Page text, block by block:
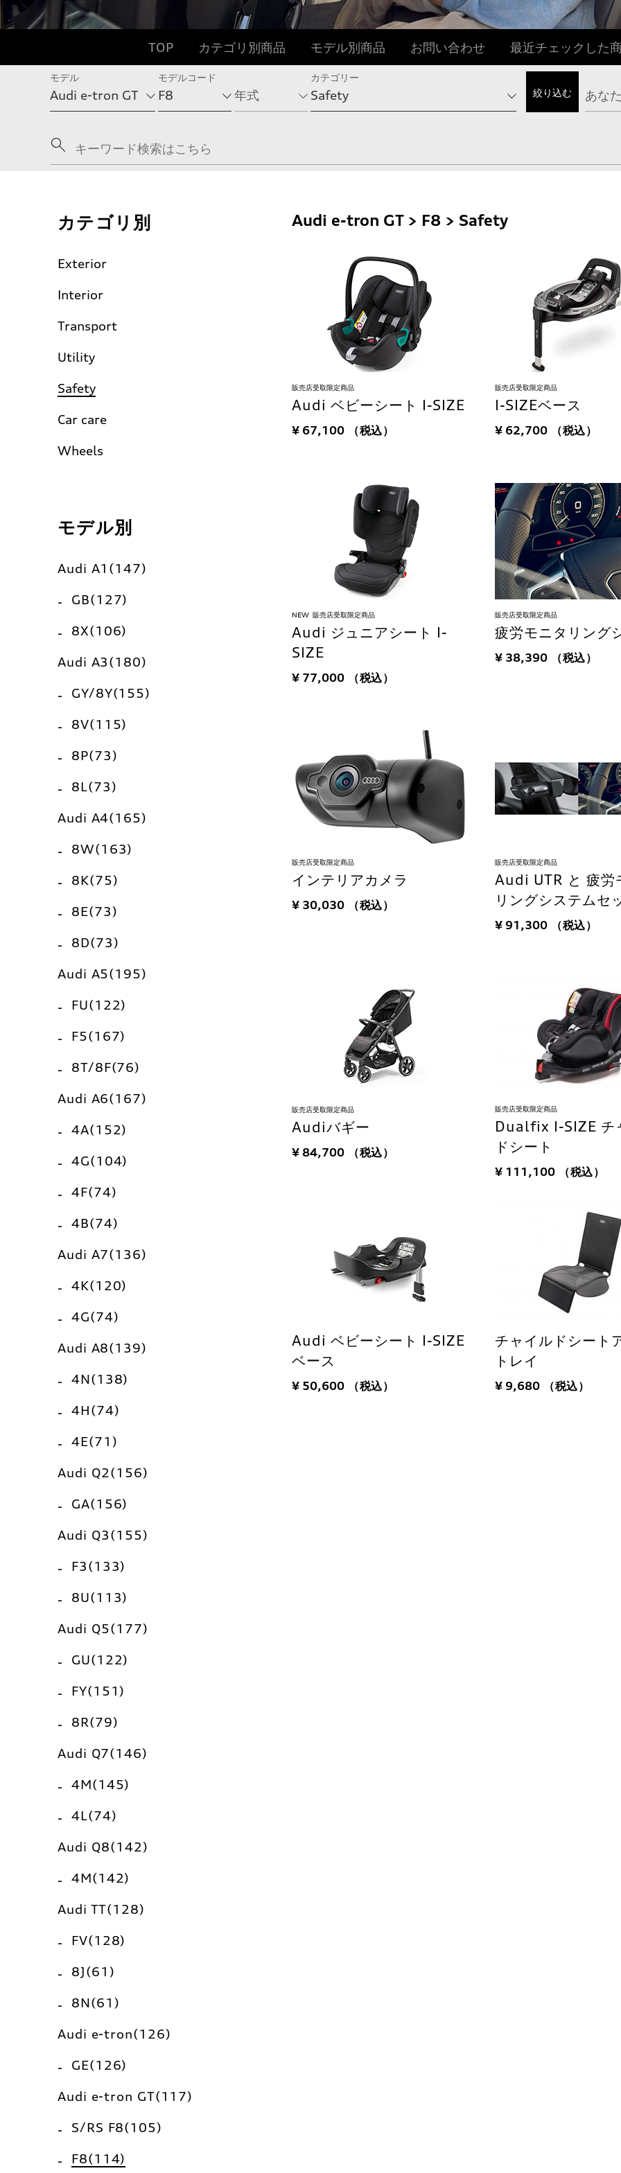
TOP カテゴリ別商品 モデル別商品 お問い合わせ 最近チェックした
モデル モデルコード カテゴリー
カテゴリ別
Exterior
Interior
Transport
Utility
Safety
Car care
Wheels
モデル別
Audi A1(147)
GB(127)
8X(106)
Audi A3(180)
GY/8Y(155)
8V(115)
8P(73)
8L(73)
Audi A4(165)
8W(163)
8K(75)
8E(73)
8D(73)
Audi A5(195)
FU(122)
F5(167)
8T/8F(76)
Audi A6(167)
4A(152)
4G(104)
4F(74)
4B(74)
Audi A7(136)
4K(120)
4G(74)
Audi A8(139)
4N(138)
4H(74)
4E(71)
Audi Q2(156)
GA(156)
Audi Q3(155)
F3(133)
8U(113)
Audi Q5(177)
GU(122)
FY(151)
8R(79)
Audi Q7(146)
4M(145)
4L(74)
Audi Q8(142)
4M(142)
Audi TT(128)
FV(128)
8J(61)
8N(61)
Audi e-tron(126)
GE(126)
Audi e-tron GT(117)
S/RS F8(105)
F8(114)
Audi e-tron GT > F8 > Safety
販売店受取限定商品
Audi ベビーシート I-SIZE
¥ 67,100 （税込）
販売店受取限定商品
I-SIZEベース
¥ 62,700 （税込）
NEW 販売店受取限定商品
Audi ジュニアシート I-
SIZE
¥ 77,000 （税込）
販売店受取限定商品
疲労モニタリング
¥ 38,390 （税込）
販売店受取限定商品
インテリアカメラ
¥ 30,030 （税込）
販売店受取限定商品
Audi UTR と 疲労
リングシステムセ
¥ 91,300 （税込）
販売店受取限定商品
Audiバギー
¥ 84,700 （税込）
販売店受取限定商品
Dualfix I-SIZE チ
ドシート
¥ 111,100 （税込）
Audi ベビーシート I-SIZE
ベース
¥ 50,600 （税込）
チャイルドシート
トレイ
¥ 9,680 （税込）